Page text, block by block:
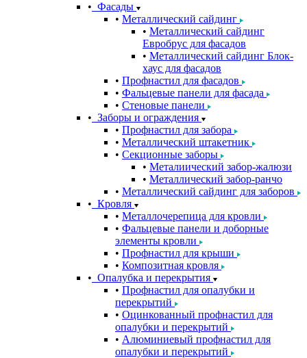
Фасады
Металлический сайдинг
Металлический сайдинг
Евробрус для фасадов
Металлический сайдинг Блок-
хаус для фасадов
Профнастил для фасадов
Фальцевые панели для фасада
Стеновые панели
Заборы и ограждения
Профнастил для забора
Металлический штакетник
Секционные заборы
Металиический забор-жалюзи
Металлический забор-ранчо
Металлический сайдинг для заборов
Кровля
Металлочерепица для кровли
Фальцевые панели и доборные
элементы кровли
Профнастил для крыши
Композитная кровля
Опалубка и перекрытия
Профнастил для опалубки и
перекрытий
Оцинкованный профнастил для
опалубки и перекрытий
Алюминиевый профнастил для
опалубки и перекрытий